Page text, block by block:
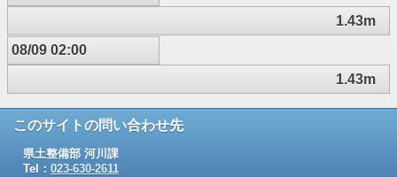
1.43m
08/09 02:00
1.43m
このサイトの問い合わせ先
県土整備部 河川課
Tel： 023-630-2611